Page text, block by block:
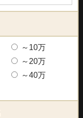
～10万
～20万
～40万